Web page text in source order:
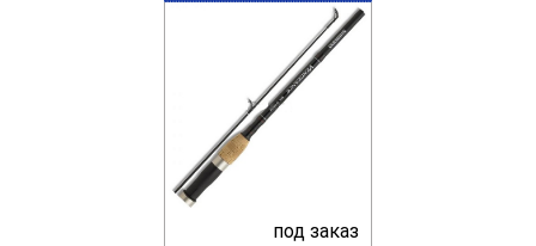
под заказ